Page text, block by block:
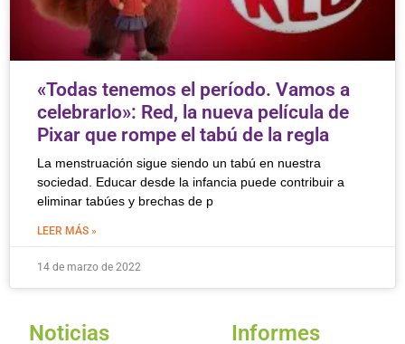
«Todas tenemos el período. Vamos a
celebrarlo»: Red, la nueva película de
Pixar que rompe el tabú de la regla
La menstruación sigue siendo un tabú en nuestra
sociedad. Educar desde la infancia puede contribuir a
eliminar tabúes y brechas de p
LEER MÁS »
14 de marzo de 2022
Noticias Informes